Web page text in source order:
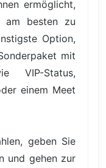
ermöglicht,
am besten zu
Option,
mit
VIP-Status,
einem Meet
geben Sie
und gehen zur